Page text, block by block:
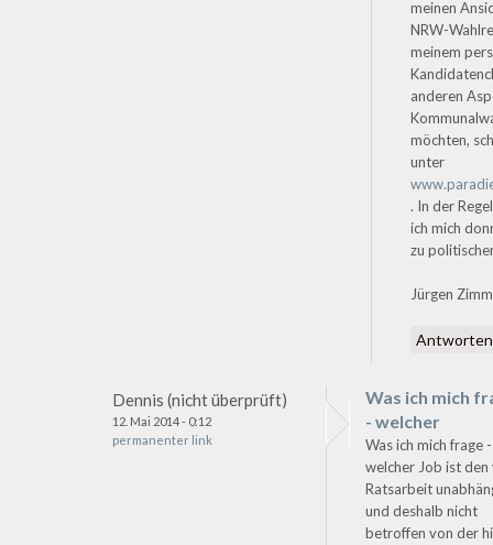
meinen
NRW-
meinem
anderen
möchten,
unter
. In der
ich mich
zu
Jürgen
Antworten
Dennis (nicht überprüft)
12. Mai 2014 - 0:12
permanenter link
Was ich mich
- welcher
Was ich mich frage -
welcher Job ist den
Ratsarbeit
und deshalb nicht
betroffen von der